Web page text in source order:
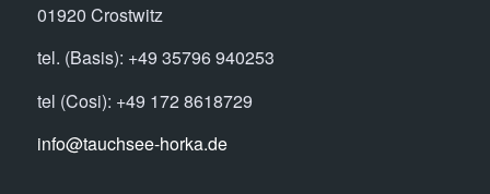
01920 Crostwitz
tel. (Basis): +49 35796 940253
tel (Cosi): +49 172 8618729
info@tauchsee-horka.de